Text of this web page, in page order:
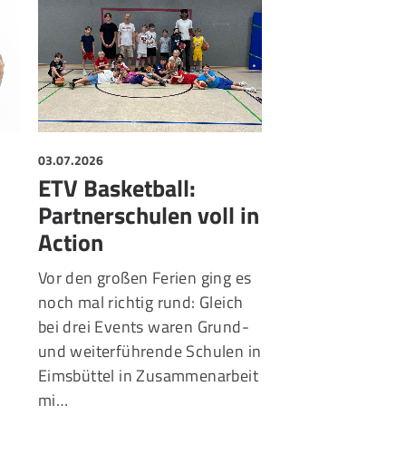
03.07.2026
ETV Basketball:
Partnerschulen voll in
Action
Vor den großen Ferien ging es
noch mal richtig rund: Gleich
bei drei Events waren Grund-
und weiterführende Schulen in
Eimsbüttel in Zusammenarbeit
mi…